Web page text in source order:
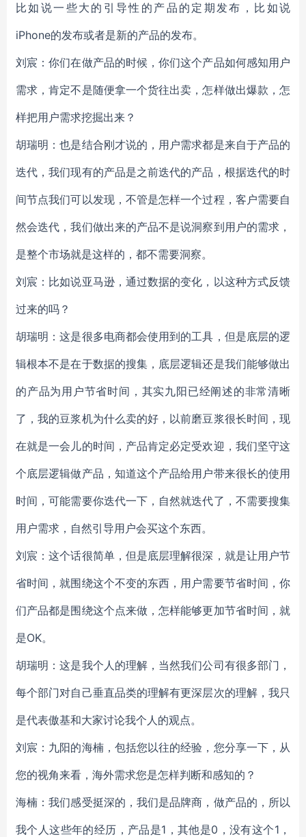
比如说一些大的引导性的产品的定期发布，比如说
iPhone的发布或者是新的产品的发布。
刘宸：你们在做产品的时候，你们这个产品如何感知用户
需求，肯定不是随便拿一个货往出卖，怎样做出爆款，怎
样把用户需求挖掘出来？
胡瑞明：也是结合刚才说的，用户需求都是来自于产品的
迭代，我们现有的产品是之前迭代的产品，根据迭代的时
间节点我们可以发现，不管是怎样一个过程，客户需要自
然会迭代，我们做出来的产品不是说洞察到用户的需求，
是整个市场就是这样的，都不需要洞察。
刘宸：比如说亚马逊，通过数据的变化，以这种方式反馈
过来的吗？
胡瑞明：这是很多电商都会使用到的工具，但是底层的逻
辑根本不是在于数据的搜集，底层逻辑还是我们能够做出
的产品为用户节省时间，其实九阳已经阐述的非常清晰
了，我的豆浆机为什么卖的好，以前磨豆浆很长时间，现
在就是一会儿的时间，产品肯定必定受欢迎，我们坚守这
个底层逻辑做产品，知道这个产品给用户带来很长的使用
时间，可能需要你迭代一下，自然就迭代了，不需要搜集
用户需求，自然引导用户会买这个东西。
刘宸：这个话很简单，但是底层理解很深，就是让用户节
省时间，就围绕这个不变的东西，用户需要节省时间，你
们产品都是围绕这个点来做，怎样能够更加节省时间，就
是OK。
胡瑞明：这是我个人的理解，当然我们公司有很多部门，
每个部门对自己垂直品类的理解有更深层次的理解，我只
是代表傲基和大家讨论我个人的观点。
刘宸：九阳的海楠，包括您以往的经验，您分享一下，从
您的视角来看，海外需求您是怎样判断和感知的？
海楠：我们感受挺深的，我们是品牌商，做产品的，所以
我个人这些年的经历，产品是1，其他是0，没有这个1，